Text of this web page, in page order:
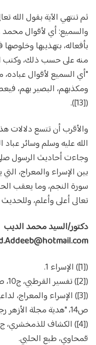
ثم تنتهي الآية بقول الله
والسميع: أي لأقوال محمد
بأفعاله، بتهذيبها
منه على حسب ذلك، وكتب
"أي السميع لأقوال
ومكذبهم، البصير بهم،
([13]).
والأقرب أن تتسع دلالات
الله عليه وسلم وسائر عباد
وجاءت أحاديث الرسول
بين الإسراء والمعراج،
سورة النجم، وما يعقب
تعالى أعلى وأعلم،
دكتور/السيد محمد الديب
([1]) الإسراء 1.
([2]) تفسير القرطبي، ج10، ص204، "طبعة دار الكتب المصرية".
([3]) الإسراء والمعراج،
ص14، "هدية مجلة الأزهر رجب1420هـ".
قمحاوي، طبع الحلبي.